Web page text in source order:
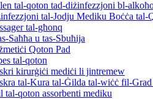
tal-qoton tad-diżinfezzjoni bl-
tal-Jodju Mediku Boċċa tal-
tal-għonq
Saħħa u tas-Sbuħija
Qoton Pad
tal-qoton
kirurġiċi mediċi li jintremew
tal-Kura tal-Ġilda tal-wiċċ fil-
tal-qoton assorbenti mediku